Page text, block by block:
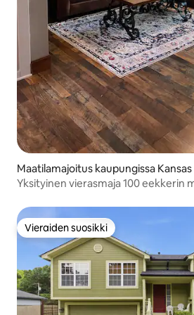
Maatilamajoitus kaupungissa
Yksityinen vierasmaja 100 eekkerin
Vieraiden suosikki
Vieraiden suosikki